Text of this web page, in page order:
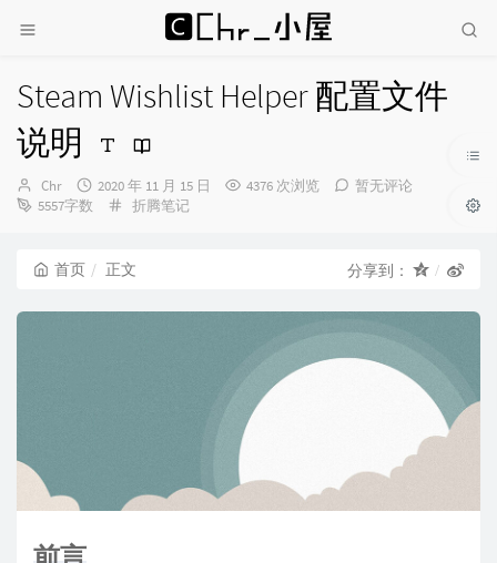
Steam Wishlist Helper 配置文件
说明
博
主：
Chr
发
布
2020 年 11 月 15 日 4376 次浏览
暂无评论
5557字数
分
折腾笔记
首页 正文 分享到：